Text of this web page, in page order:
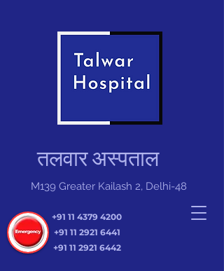
तलवार अस्पताल
+91 11 4379 4200
+91 11 2921 6441
+91 11 2921 6442
M139 Greater Kailash 2, Delhi-48